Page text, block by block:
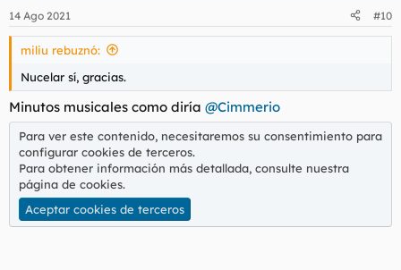
e
s
14 Ago 2021 #10
miliu rebuznó:
Nucelar sí, gracias.
Minutos musicales como diría @Cimmerio
Para ver este contenido, necesitaremos su consentimiento para
configurar cookies de terceros.
Para obtener información más detallada, consulte nuestra
página de cookies.
Aceptar cookies de terceros